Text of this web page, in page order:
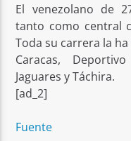
El venezolano de
tanto como central
Toda su carrera la
Caracas,
Jaguares y Táchira.
[ad_2]
Fuente